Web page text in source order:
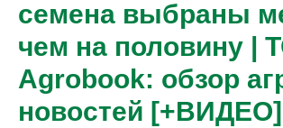
семена выбраны
чем на половину |
Agrobook: обзор
новостей [+ВИДЕО]